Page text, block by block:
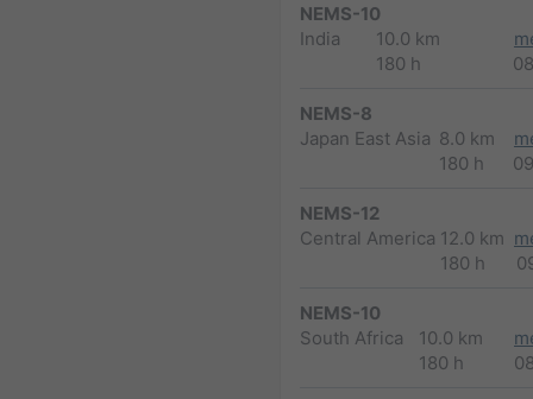
NEMS-10
India
10.0 km
180 h
NEMS-8
Japan East Asia 8.0 km
180 h
NEMS-12
Central America 12.0 km
180 h
NEMS-10
South Africa
10.0 km
180 h